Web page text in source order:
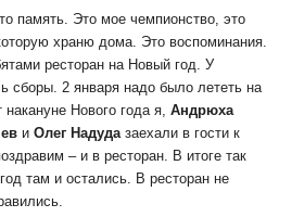
память. Это мое чемпионство, это
храню дома. Это воспоминания.
ресторан на Новый год. У
сборы. 2 января надо было лететь на
Нового года я, Андрюха
и Олег Надуда заехали в гости к
– и в ресторан. В итоге так
там и остались. В ресторан не